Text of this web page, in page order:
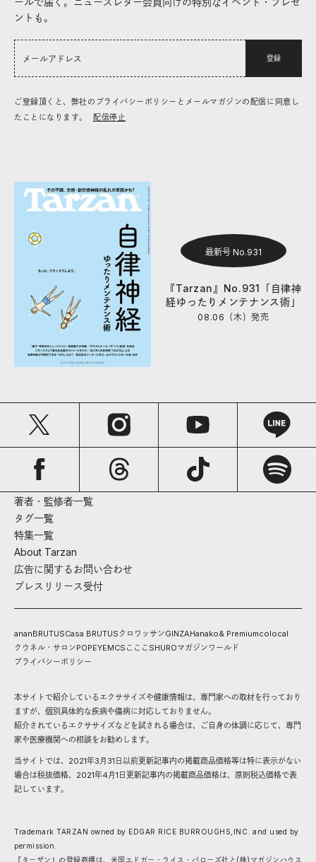
ントも。
登録
ご登録頂くと、弊社のプライバシーポリシーとメールマガジンの配信に同意し
たことになります。
配信停止
最新号 No.931
『Tarzan』No.931「自律神
経ゆったりメンテナンス術」
08.06（木）発売
著者・監修者一覧
タグ一覧
特集一覧
About Tarzan
広告に関するお問い合わせ
プレスリリース受付
ananBRUTUSCasa BRUTUS クロワッサンGINZAHanako& Premiumcolocal
クウネル・サロンPOPEYEMCS こここ SHUROマガジンワールド
プライバシーポリシー
本サイトで紹介しているエクササイズや健康情報は、専門家への取材を行っており
ますが、個別具体的な疾病や傷病に対応しておりません。
紹介されているエクササイズなどを試される場合は、ご自身の体調に応じて、専門
家や医療機関への相談をお勧めします。
当サイトでは、2021年3月31日以前更新記事内の掲載商品価格等は特に表示がない
場合は税抜価格、2021年4月1日更新記事内の掲載商品価格は、原則税込価格で表
記しています。
Trademark TARZAN owned by EDGAR RICE BURROUGHS,INC. and used by
permission.
『ターザン』の登録商標は、米国エドガー・ライス・バローズ社と(株)マガジンハウス